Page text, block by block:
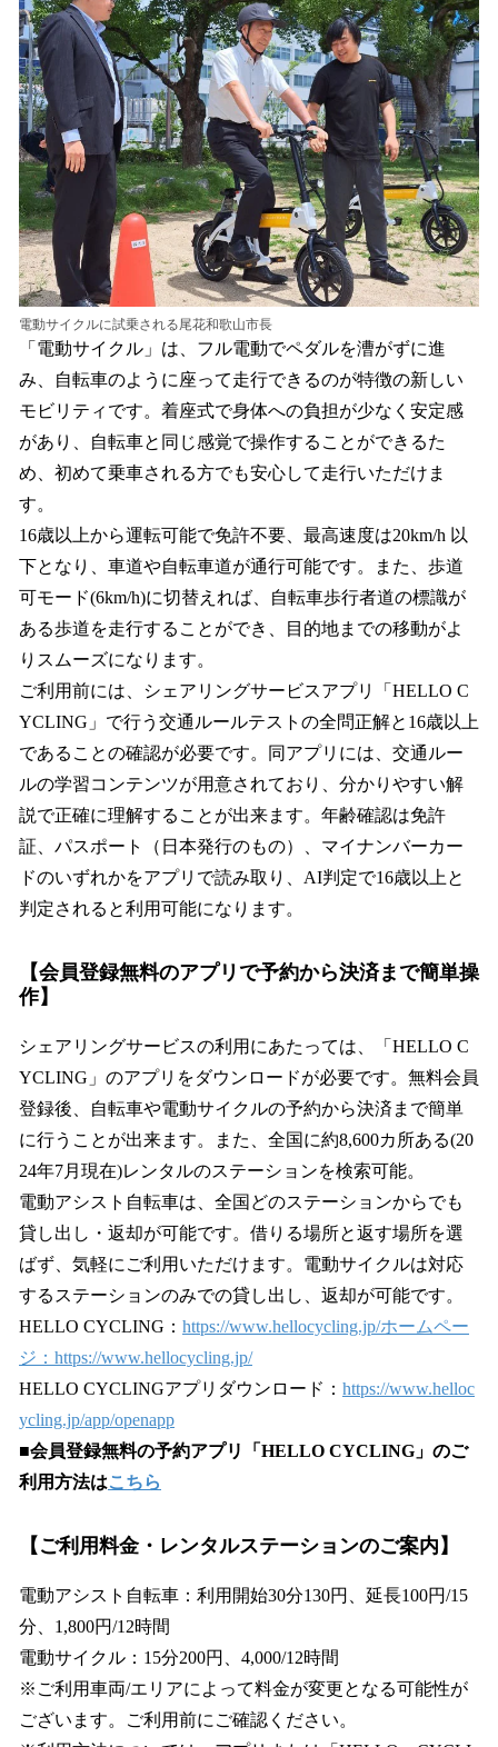
電動サイクルに試乗される尾花和歌山市長
「電動サイクル」は、フル電動でペダルを漕がずに進
み、自転車のように座って走行できるのが特徴の新しい
モビリティです。着座式で身体への負担が少なく安定感
があり、自転車と同じ感覚で操作することができるた
め、初めて乗車される方でも安心して走行いただけま
す。
16歳以上から運転可能で免許不要、最高速度は20km/h 以
下となり、車道や自転車道が通行可能です。また、歩道
可モード(6km/h)に切替えれば、自転車歩行者道の標識が
ある歩道を走行することができ、目的地までの移動がよ
りスムーズになります。
ご利用前には、シェアリングサービスアプリ「HELLO C
YCLING」で行う交通ルールテストの全問正解と16歳以上
であることの確認が必要です。同アプリには、交通ルー
ルの学習コンテンツが用意されており、分かりやすい解
説で正確に理解することが出来ます。年齢確認は免許
証、パスポート（日本発行のもの）、マイナンバーカー
ドのいずれかをアプリで読み取り、AI判定で16歳以上と
判定されると利用可能になります。
【会員登録無料のアプリで予約から決済まで簡単操
作】
シェアリングサービスの利用にあたっては、「HELLO C
YCLING」のアプリをダウンロードが必要です。無料会員
登録後、自転車や電動サイクルの予約から決済まで簡単
に行うことが出来ます。また、全国に約8,600カ所ある(20
24年7月現在)レンタルのステーションを検索可能。
電動アシスト自転車は、全国どのステーションからでも
貸し出し・返却が可能です。借りる場所と返す場所を選
ばず、気軽にご利用いただけます。電動サイクルは対応
するステーションのみでの貸し出し、返却が可能です。
HELLO CYCLING： https://www.hellocycling.jp/ホームペー
ジ：https://www.hellocycling.jp/
HELLO CYCLINGアプリダウンロード： https://www.helloc
ycling.jp/app/openapp
■会員登録無料の予約アプリ「HELLO CYCLING」のご
利用方法はこちら
【ご利用料金・レンタルステーションのご案内】
電動アシスト自転車：利用開始30分130円、延長100円/15
分、1,800円/12時間
電動サイクル：15分200円、4,000/12時間
※ご利用車両/エリアによって料金が変更となる可能性が
ございます。ご利用前にご確認ください。